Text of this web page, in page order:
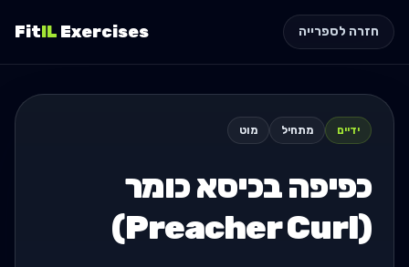
חזרה לספרייה FitIL Exercises
ידיים מתחיל מוט
כפיפה בכיסא כומר
(Preacher Curl)